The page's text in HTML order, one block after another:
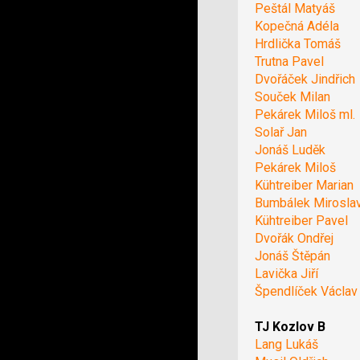
Peštál Matyáš
Kopečná Adéla
Hrdlička Tomáš
Trutna Pavel
Dvořáček Jindřich
Souček Milan
Pekárek Miloš ml.
Solař Jan
Jonáš Luděk
Pekárek Miloš
Kühtreiber Marian
Bumbálek
Kühtreiber Pavel
Dvořák Ondřej
Jonáš Štěpán
Lavička Jiří
Špendlíček Václav
TJ Kozlov B
Lang Lukáš